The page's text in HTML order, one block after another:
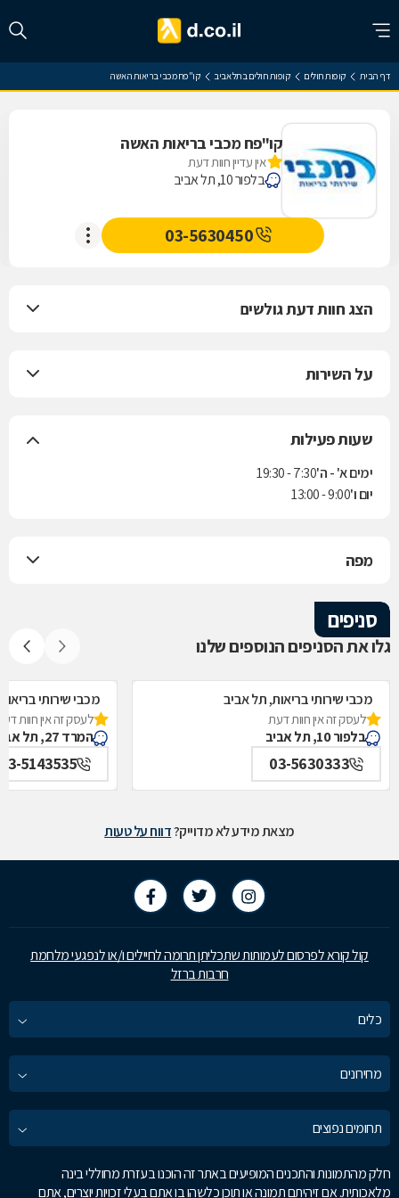
דף הבית קופות חולים קופות חולים בתל אביב קו"פח מכבי בריאות האשה
קו"פח מכבי בריאות האשה
אין עדיין חוות דעת
בלפור 10, תל אביב
03-5630450
הצג חוות דעת גולשים
על השירות
שעות פעילות
ימים א' - ה'7:30 - 19:30
יום ו'9:00 - 13:00
מפה
סניפים
גלו את הסניפים הנוספים שלנו
מכבי שירותי בריאות, תל אביב
לעסק זה אין חוות דעת
בלפור 10, תל אביב
03-5630333
מכבי שירותי
לעסק זה אין חוות
המרד 27, תל אביב
03-5143535
מצאת מידע לא מדוייק?דווח על טעות
קול קורא לפרסום לעמותות שתכליתן תרומה לחיילים ו/או לנפגעי מלחמת
חרבות ברזל
כלים
מחירונים
תחומים נפוצים
חלק מהתמונות והתכנים המופיעים באתר זה הוכנו בעזרת מחוללי בינה
מלאכותית. אם זיהיתם תמונה או תוכן כלשהו בו אתם בעלי זכויות יוצרים, אתם